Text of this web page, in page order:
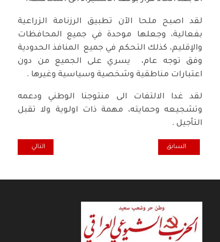
لقد اصبح ملحا الآن تطبيق الرزنامة الزراعية
بفعالية، وجعلها موحدة في جميع المحافظات
والإقليم، كذلك التحكم في جميع المنافذ الحدودية
وفق توجه عام، يسري على الجميع من دون
اعتبارات مناطقية وشخصية وسياسية وغيرها .
لقد غدا الالتفات الى منتوجنا الوطني ودعمه
وتشجيعه وحمايته، مهمة ذات اولوية ولا تقبل
التأجيل .
المقال السابق: ليس مجرد كلام.. التخطيط السليم وحسن التدبير! /
السابق المقال التالي:
التالي